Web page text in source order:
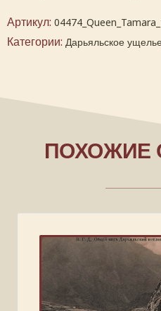
Артикул:
Категории: Дарьяльское ущелье
ПОХОЖИЕ